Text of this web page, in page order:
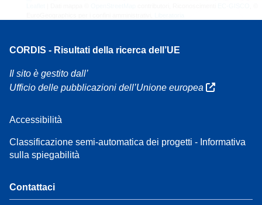
CORDIS - Risultati della ricerca dell’UE
Il sito è gestito dall’
Ufficio delle pubblicazioni dell’Unione europea
Accessibilità
Classificazione semi-automatica dei progetti - Informativa
sulla spiegabilità
Contattaci